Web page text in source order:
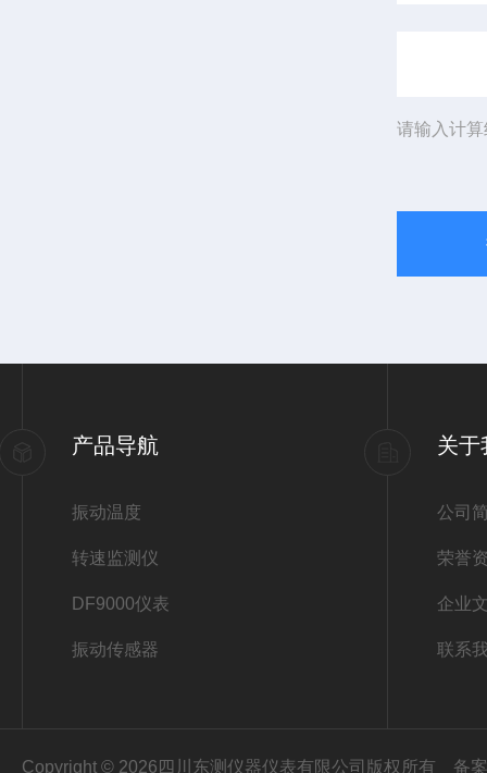
请输入计
产品导航
振动温度
转速监测仪
DF9000仪表
振动传感器
关于
公司
荣誉
企业
联系
Copyright © 2026四川东测仪器仪表有限公司版权所有 备